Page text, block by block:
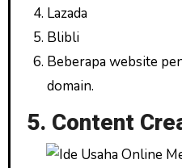
Lazada
Blibli
Beberapa website
domain.
5. Content